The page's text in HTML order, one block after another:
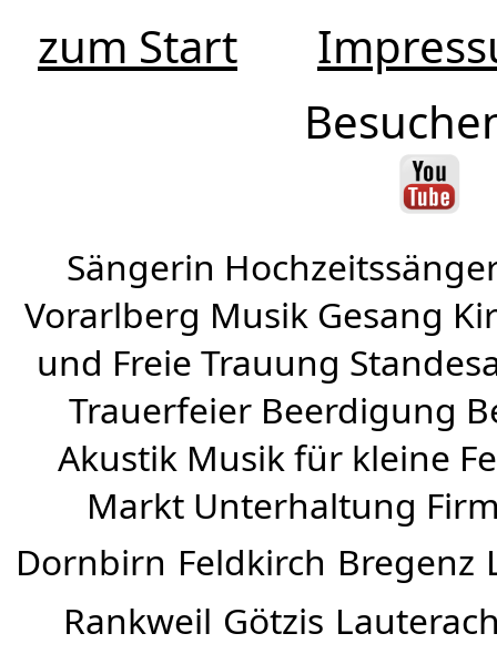
zum Start
Sängerin
Vorarlberg Musik Gesang
und Freie Trauung
Trauerfeier Beerdigung
Akustik Musik für kleine
Markt Unterhaltung
Dornbirn Feldkirch Bregenz
Rankweil Götzis